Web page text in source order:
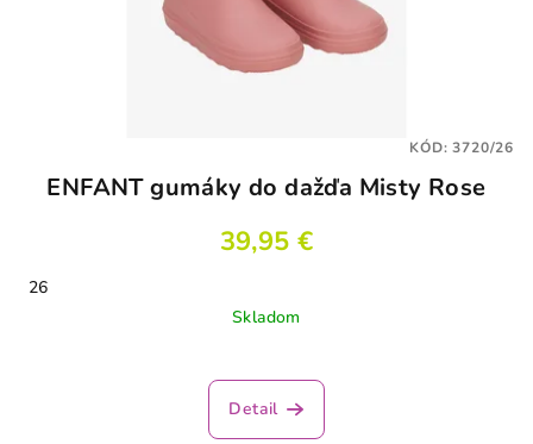
ENFANT gumáky do dažďa Misty Rose
39,95 €
26
Skladom
Detail
KÓD:3720/26